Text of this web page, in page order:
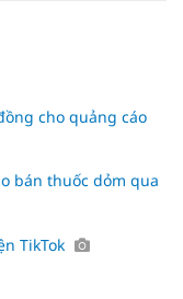
cho quảng cáo
bán thuốc dỏm qua
TikTok